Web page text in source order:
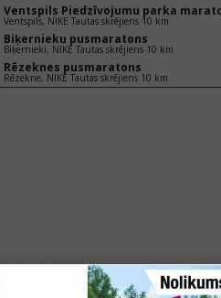
Ventspils Piedzīvojumu parka
Ventspils, NIKE Tautas skrējiens 10 km
Biķernieku pusmaratons
Biķernieki, NIKE Tautas skrējiens 10 km
Rēzeknes pusmaratons
Rēzekne, NIKE Tautas skrējiens 10 km